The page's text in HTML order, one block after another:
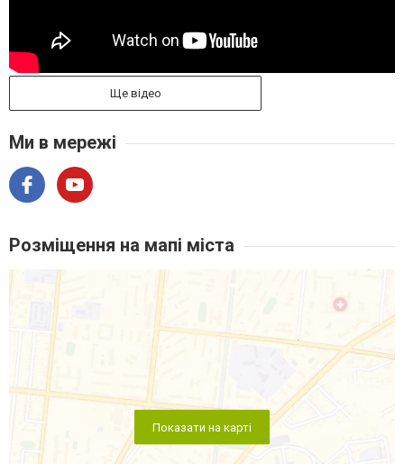
Ще відео
Ми в мережі
Розміщення на мапі міста
Показати на карті